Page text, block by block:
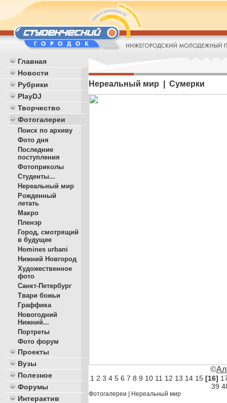
Главная
Новости
Рубрики
PlayDJ
Творчество
Фотогалереи
Поиск по архиву
Фото дня
Последние
поступления
Фотоприколы
Студенты...
Нереальный мир
Рожденный
летать
Макро
Пленэр
Город, смотрящий
в будущее
Homines urbani
Нижний Новгород
Художественное
фото
Санкт-Петербург
Твари божьи
Граффика
Новогодний
Нижний...
Портреты
Фото форум
Проекты
Вузы
Полезное
Форумы
Интерактив
Нереальный мир | Сумерки
©
1 2 3 4 5 6 7 8 9 10 11 12 13 14 15 [16]
39
Фотогалереи Нереальный мир